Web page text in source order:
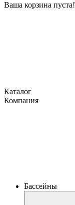
Ваша корзина пуста!
Каталог
Компания
Бассейны